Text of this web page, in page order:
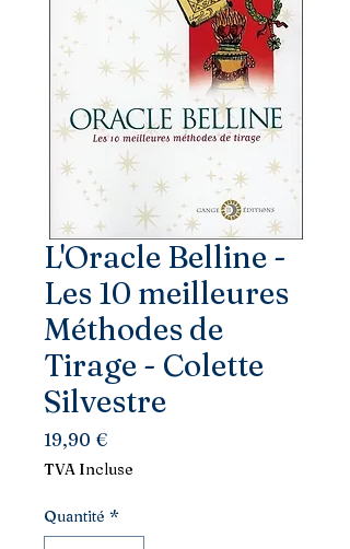
L'Oracle Belline -
Les 10 meilleures
Méthodes de
Tirage - Colette
Silvestre
19,90 €Prix
TVA Incluse
Quantité *